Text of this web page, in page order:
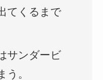
てくるまで
サンダービ
。